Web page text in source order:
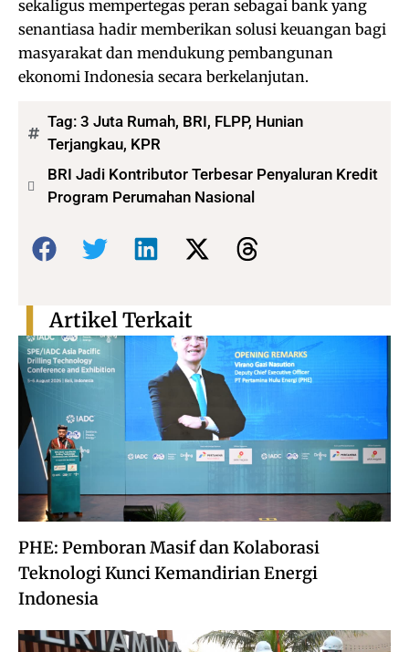
sekaligus mempertegas peran sebagai bank yang
senantiasa hadir memberikan solusi keuangan bagi
masyarakat dan mendukung pembangunan
ekonomi Indonesia secara berkelanjutan.
Tag: 3 Juta Rumah, BRI, FLPP, Hunian
Terjangkau, KPR
BRI Jadi Kontributor Terbesar Penyaluran Kredit
Program Perumahan Nasional
Bagikan:
PHE: Pemboran Masif dan Kolaborasi
Teknologi Kunci Kemandirian Energi
Indonesia
Artikel Terkait